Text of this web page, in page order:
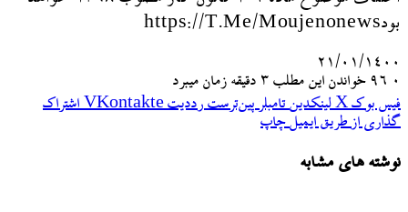
بودhttps://t.me/moujenonews
۲۱/۰۱/۱۴۰۰
۰
خواندن این مطلب 3 دقیقه زمان میبرد
فیس بوک X لینکدین ‫تامبلر ‫پین‌ترست ‫رددیت ‫VKontakte اشتراک
گذاری از طریق ایمیل چاپ
نوشته های مشابه